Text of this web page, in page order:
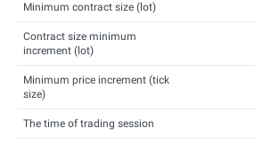
Minimum contract size (lot)
Contract size minimum
increment (lot)
Minimum price increment (tick
size)
The time of trading session